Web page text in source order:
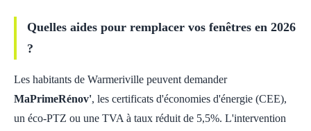
Quelles aides pour remplacer vos fenêtres en 2026
?
Les habitants de Warmeriville peuvent demander
MaPrimeRénov', les certificats d'économies d'énergie (CEE),
un éco-PTZ ou une TVA à taux réduit de 5,5%. L'intervention